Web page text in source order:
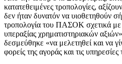
κατατεθειμένες τροπολογίες,
δεν ήταν δυνατόν να υιοθετηθούν
τροπολογία του ΠΑΣΟΚ σχετικά
υπεραξίας χρηματιστηριακών
δεσμεύθηκε «να μελετηθεί και να
φορείς της αγοράς και τις